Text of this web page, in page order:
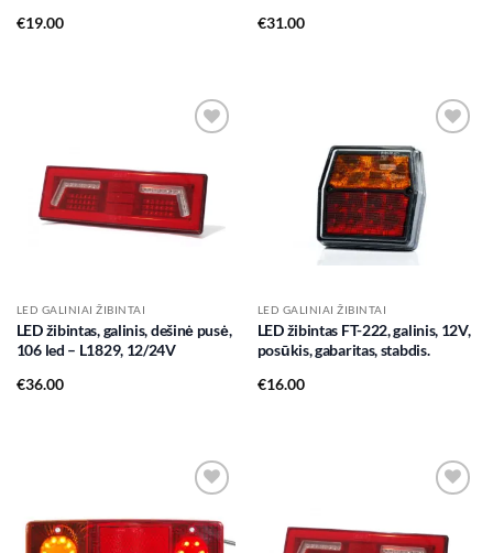
€19.00 €31.00
LED GALINIAI ŽIBINTAI
LED žibintas, galinis, dešinė pusė,
106 led – L1829, 12/24V
€36.00
wishlist
LED GALINIAI ŽIBINTAI
LED žibintas FT-222, galinis, 12V,
posūkis, gabaritas, stabdis.
€16.00
wishlist